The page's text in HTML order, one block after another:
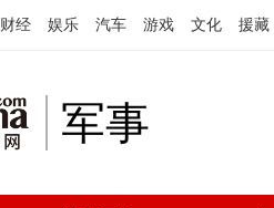
财经 娱乐 汽车 游戏 文化 援藏
军事